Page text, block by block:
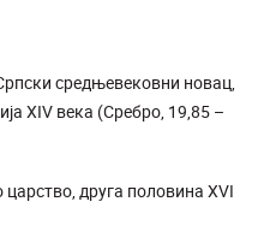
средњевековни новац,
XIV века (Сребро, 19,85 –
друга половина XVI